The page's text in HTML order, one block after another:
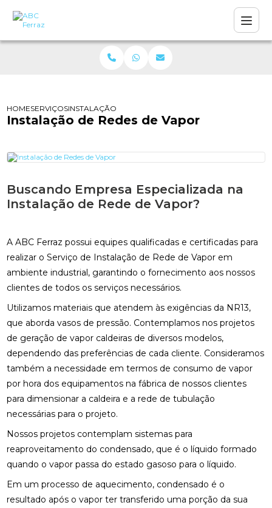
HOMESERVIÇOSINSTALAÇÃO DE REDES DE VAPOR
Instalação de Redes de Vapor
Buscando Empresa Especializada na
Instalação de Rede de Vapor?
A ABC Ferraz possui equipes qualificadas e certificadas para
realizar o Serviço de Instalação de Rede de Vapor em
ambiente industrial, garantindo o fornecimento aos nossos
clientes de todos os serviços necessários.
Utilizamos materiais que atendem às exigências da NR13,
que aborda vasos de pressão. Contemplamos nos projetos
de geração de vapor caldeiras de diversos modelos,
dependendo das preferências de cada cliente. Consideramos
também a necessidade em termos de consumo de vapor
por hora dos equipamentos na fábrica de nossos clientes
para dimensionar a caldeira e a rede de tubulação
necessárias para o projeto.
Nossos projetos contemplam sistemas para
reaproveitamento do condensado, que é o líquido formado
quando o vapor passa do estado gasoso para o líquido.
Em um processo de aquecimento, condensado é o
resultado após o vapor ter transferido uma porção da sua